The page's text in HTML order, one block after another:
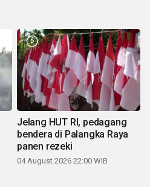
Jelang HUT RI, pedagang
bendera di Palangka Raya
panen rezeki
04 August 2026 22:00 WIB